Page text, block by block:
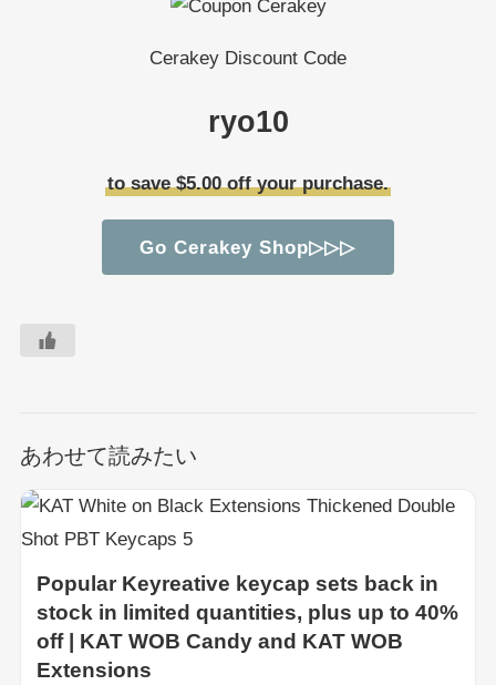
Cerakey Discount Code
ryo10
to save $5.00 off your purchase.
Go Cerakey Shop▷▷▷
あわせて読みたい
Popular Keyreative keycap sets back in
stock in limited quantities, plus up to 40%
off | KAT WOB Candy and KAT WOB
Extensions